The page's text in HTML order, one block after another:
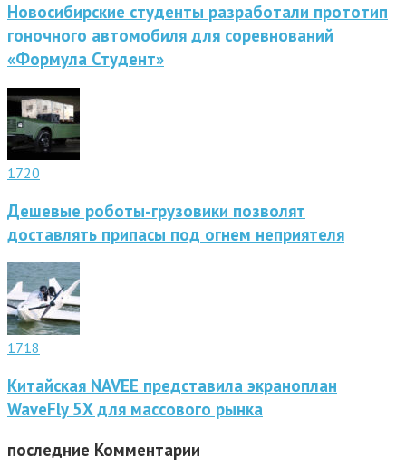
Новосибирские студенты разработали прототип
гоночного автомобиля для соревнований
«Формула Студент»
1720
Дешевые роботы-грузовики позволят
доставлять припасы под огнем неприятеля
1718
Китайская NAVEE представила экраноплан
WaveFly 5X для массового рынка
последние Комментарии